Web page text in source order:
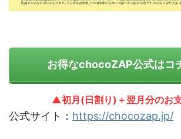
お得なchocoZAP公式はコ
▲初月(日割り)＋翌月分のお
公式サイト： https://chocozap.jp/